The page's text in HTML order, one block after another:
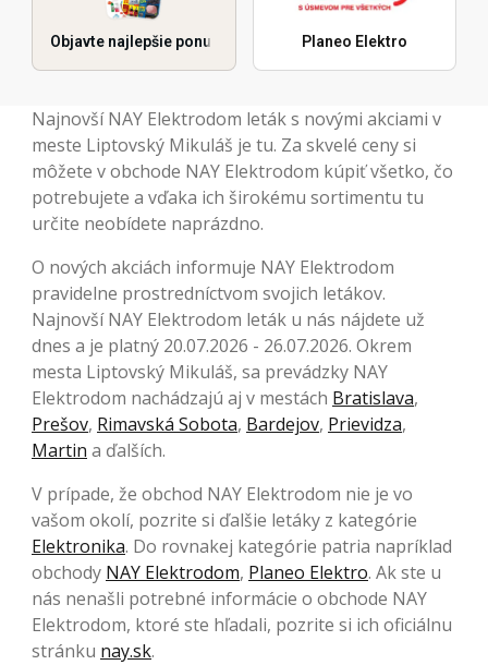
Objavte najlepšie ponuky Planeo Elektro
Najnovší NAY Elektrodom leták s novými akciami v
meste Liptovský Mikuláš je tu. Za skvelé ceny si
môžete v obchode NAY Elektrodom kúpiť všetko, čo
potrebujete a vďaka ich širokému sortimentu tu
určite neobídete naprázdno.
O nových akciách informuje NAY Elektrodom
pravidelne prostredníctvom svojich letákov.
Najnovší NAY Elektrodom leták u nás nájdete už
dnes a je platný 20.07.2026 - 26.07.2026. Okrem
mesta Liptovský Mikuláš, sa prevádzky NAY
Elektrodom nachádzajú aj v mestách Bratislava,
Prešov, Rimavská Sobota, Bardejov, Prievidza,
Martin a ďalších.
V prípade, že obchod NAY Elektrodom nie je vo
vašom okolí, pozrite si ďalšie letáky z kategórie
Elektronika. Do rovnakej kategórie patria napríklad
obchody NAY Elektrodom, Planeo Elektro. Ak ste u
nás nenašli potrebné informácie o obchode NAY
Elektrodom, ktoré ste hľadali, pozrite si ich oficiálnu
stránku nay.sk.